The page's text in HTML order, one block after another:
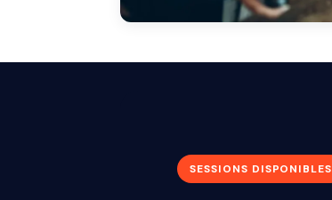
SESSIONS DISPONIBLES